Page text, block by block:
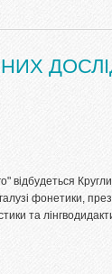
відбудеться
фонетики,
та